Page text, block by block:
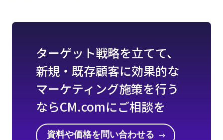
ターゲット戦略を立てて、
新規・既存顧客に効果的な
マーケティング施策を行う
ならCM.comにご相談を
資料や価格を問い合わせる